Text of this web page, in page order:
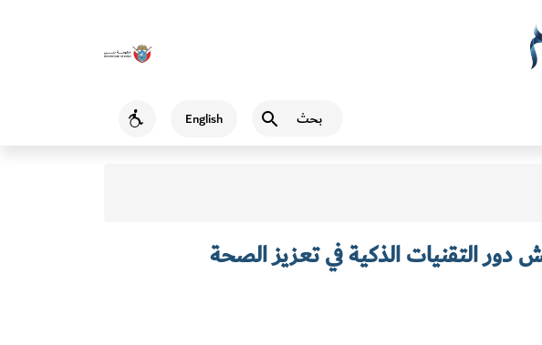
English
Accessibility
دور التقنيات الذكية في تعزيز الصحة